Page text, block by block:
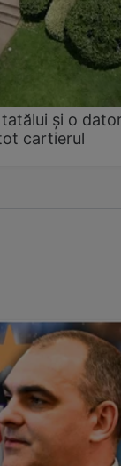
și o
cartierul